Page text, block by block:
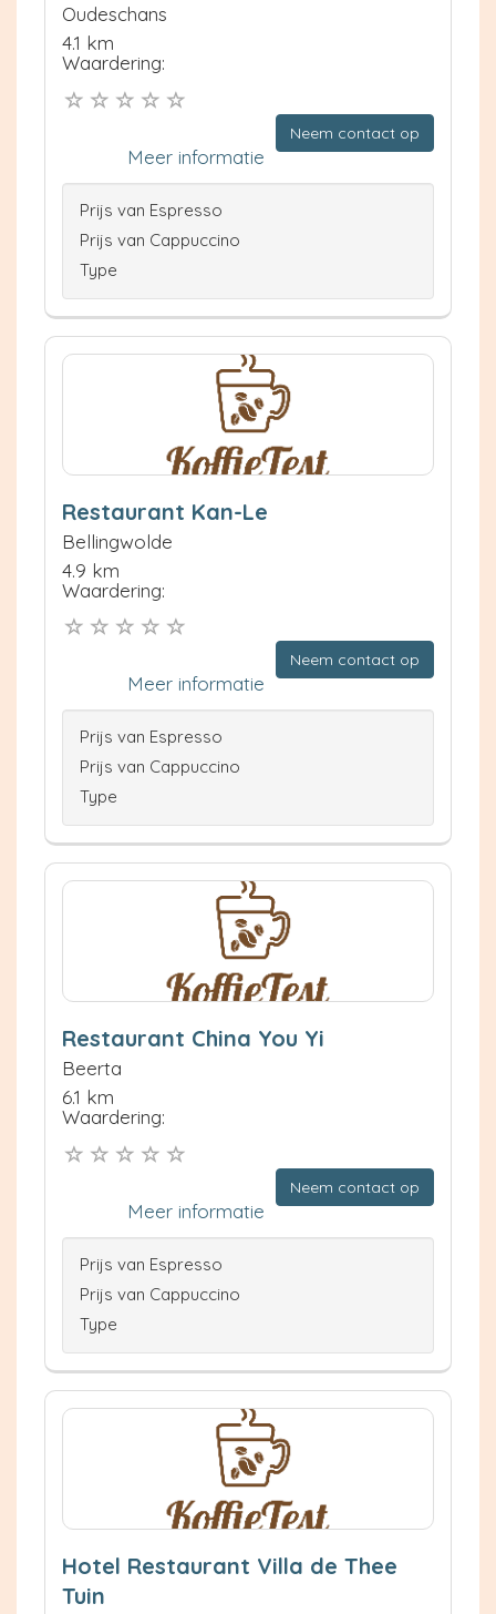
Oudeschans
4.1 km
Waardering:
Neem contact op
Meer informatie
Prijs van Espresso
Prijs van Cappuccino
Type
Restaurant Kan-Le
Bellingwolde
4.9 km
Waardering:
Neem contact op
Meer informatie
Prijs van Espresso
Prijs van Cappuccino
Type
Restaurant China You Yi
Beerta
6.1 km
Waardering:
Neem contact op
Meer informatie
Prijs van Espresso
Prijs van Cappuccino
Type
Hotel Restaurant Villa de Thee
Tuin